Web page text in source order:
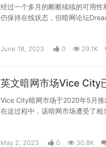
经过一个多月的断断续续的可用
仍保持在线状态，但暗网论坛
June 18, 2023 0 29.1K
英文暗网市场Vice City
Vice City暗网市场于2020年5月推
在这过程中，该暗网市场遭受了
May 2, 2023 0 30.8K